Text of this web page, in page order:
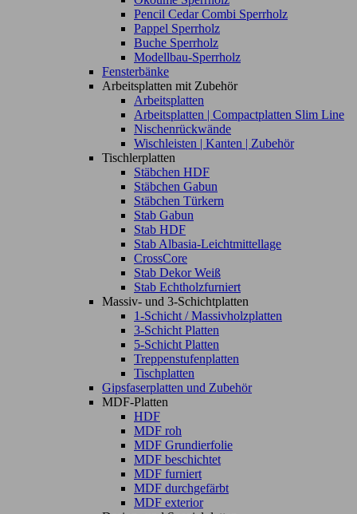
Pencil Cedar Combi Sperrholz
Pappel Sperrholz
Buche Sperrholz
Modellbau-Sperrholz
Fensterbänke
Arbeitsplatten mit Zubehör
Arbeitsplatten
Arbeitsplatten | Compactplatten Slim Line
Nischenrückwände
Wischleisten | Kanten | Zubehör
Tischlerplatten
Stäbchen HDF
Stäbchen Gabun
Stäbchen Türkern
Stab Gabun
Stab HDF
Stab Albasia-Leichtmittellage
CrossCore
Stab Dekor Weiß
Stab Echtholzfurniert
Massiv- und 3-Schichtplatten
1-Schicht / Massivholzplatten
3-Schicht Platten
5-Schicht Platten
Treppenstufenplatten
Tischplatten
Gipsfaserplatten und Zubehör
MDF-Platten
HDF
MDF roh
MDF Grundierfolie
MDF beschichtet
MDF furniert
MDF durchgefärbt
MDF exterior